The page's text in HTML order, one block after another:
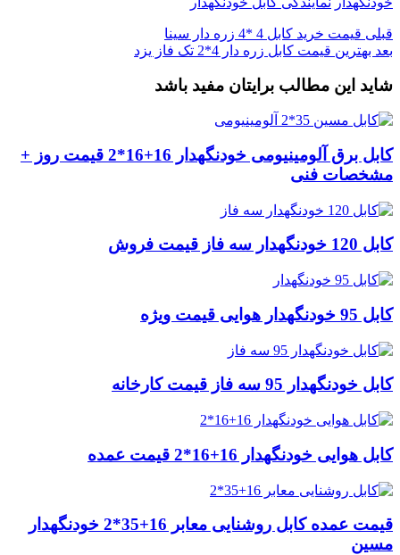
قبلی قیمت خرید کابل 4 *4 زره دار سینا
بعد بهترین قیمت کابل زره دار 4*2 تک فاز یزد
شاید این مطالب برایتان مفید باشد
کابل برق آلومینیومی خودنگهدار 16+16*2 قیمت روز +
مشخصات فنی
کابل 120 خودنگهدار سه فاز قیمت فروش
کابل 95 خودنگهدار هوایی قیمت ویژه
کابل خودنگهدار 95 سه فاز قیمت کارخانه
کابل هوایی خودنگهدار 16+16*2 قیمت عمده
قیمت عمده کابل روشنایی معابر 16+35*2 خودنگهدار
مسین